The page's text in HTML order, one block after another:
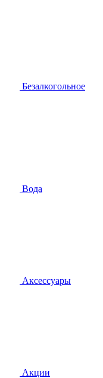
Безалкогольное
Вода
Аксессуары
Акции